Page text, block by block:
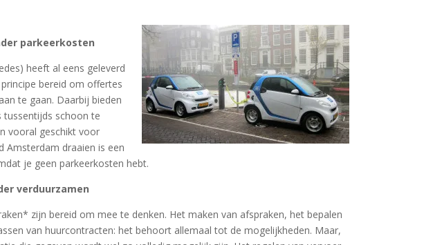
parkeerkosten
heeft al eens geleverd
bereid om offertes
te gaan. Daarbij bieden
tussentijds schoon te
vooral geschikt voor
Amsterdam draaien is een
je geen parkeerkosten hebt.
verduurzamen
zijn bereid om mee te denken. Het maken van afspraken, het bepalen
van huurcontracten: het behoort allemaal tot de mogelijkheden. Maar,